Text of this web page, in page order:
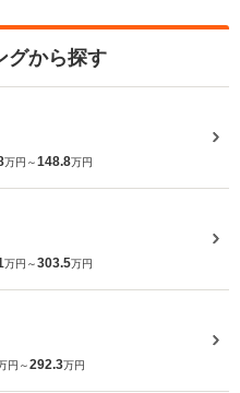
グから探す
万円～148.8万円
万円～303.5万円
円～292.3万円